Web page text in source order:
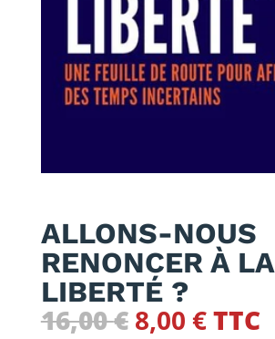
ALLONS-NOUS
RENONCER À LA
LIBERTÉ ?
16,00€ Le
8,00 €Le
TTC